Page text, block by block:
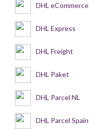
DHL eCommerce
DHL Express
DHL Freight
DHL Paket
DHL Parcel NL
DHL Parcel Spain